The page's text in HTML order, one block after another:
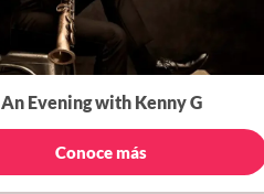
An Evening with Kenny G
Conoce más